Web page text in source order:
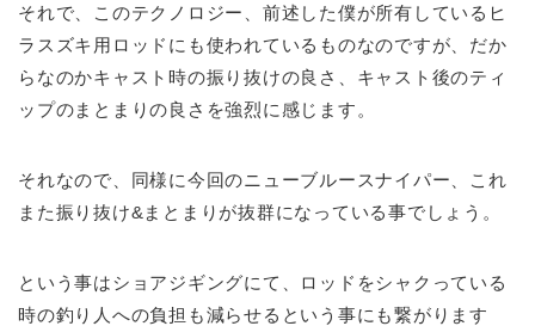
それで、このテクノロジー、前述した僕が所有しているヒ
ラスズキ用ロッドにも使われているものなのですが、だか
らなのかキャスト時の振り抜けの良さ、キャスト後のティ
ップのまとまりの良さを強烈に感じます。
それなので、同様に今回のニューブルースナイパー、これ
また振り抜け&まとまりが抜群になっている事でしょう。
という事はショアジギングにて、ロッドをシャクっている
時の釣り人への負担も減らせるという事にも繋がります